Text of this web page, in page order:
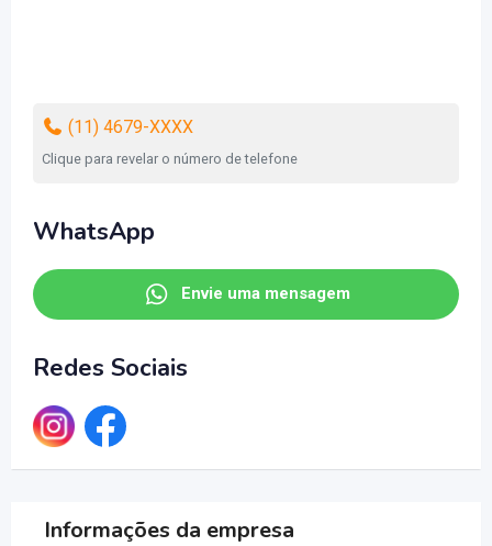
(11) 4679-XXXX
Clique para revelar o número de telefone
WhatsApp
Envie uma mensagem
Redes Sociais
Informações da empresa